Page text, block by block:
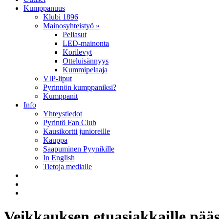
Kumppanuus
Klubi 1896
Mainosyhteistyö »
Peliasut
LED-mainonta
Korilevyt
Otteluisännyys
Kummipelaaja
VIP-liput
Pyrinnön kumppaniksi?
Kumppanit
Info
Yhteystiedot
Pyrintö Fan Club
Kausikortti junioreille
Kauppa
Saapuminen Pyynikille
In English
Tietoja medialle